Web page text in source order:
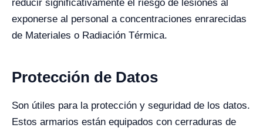
reducir significativamente el riesgo de lesiones al
exponerse al personal a concentraciones enrarecidas
de Materiales o Radiación Térmica.
Protección de Datos
Son útiles para la protección y seguridad de los datos.
Estos armarios están equipados con cerraduras de